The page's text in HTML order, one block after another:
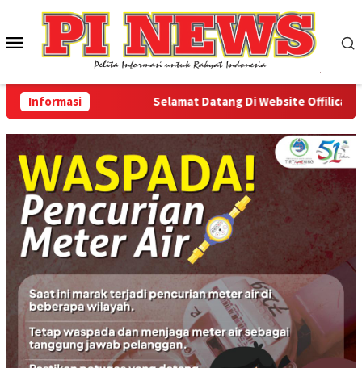
konten
Menu
Mobile
Informasi Selamat Datang Di Website Offilical PI-